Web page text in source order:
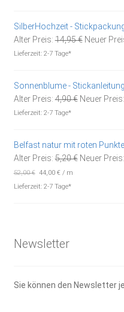
SilberHochzeit -
Alter Preis: 14,95€ Neuer
Lieferzeit: 2-7 Tage*
Sonnenblume - Stickanleitung
Alter Preis: 4,90€ Neuer Preis:
Lieferzeit: 2-7 Tage*
Belfast natur mit roten
Alter Preis: 5,20€ Neuer Preis:
52,00€ 44,00€ / m
Lieferzeit: 2-7 Tage*
Newsletter
Sie können den Newsletter